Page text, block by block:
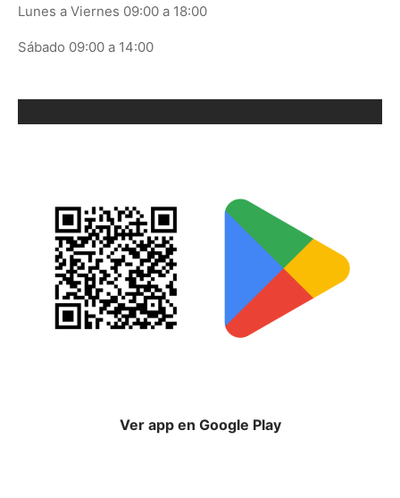
Lunes a Viernes 09:00 a 18:00
Sábado 09:00 a 14:00
Ver app en Google Play